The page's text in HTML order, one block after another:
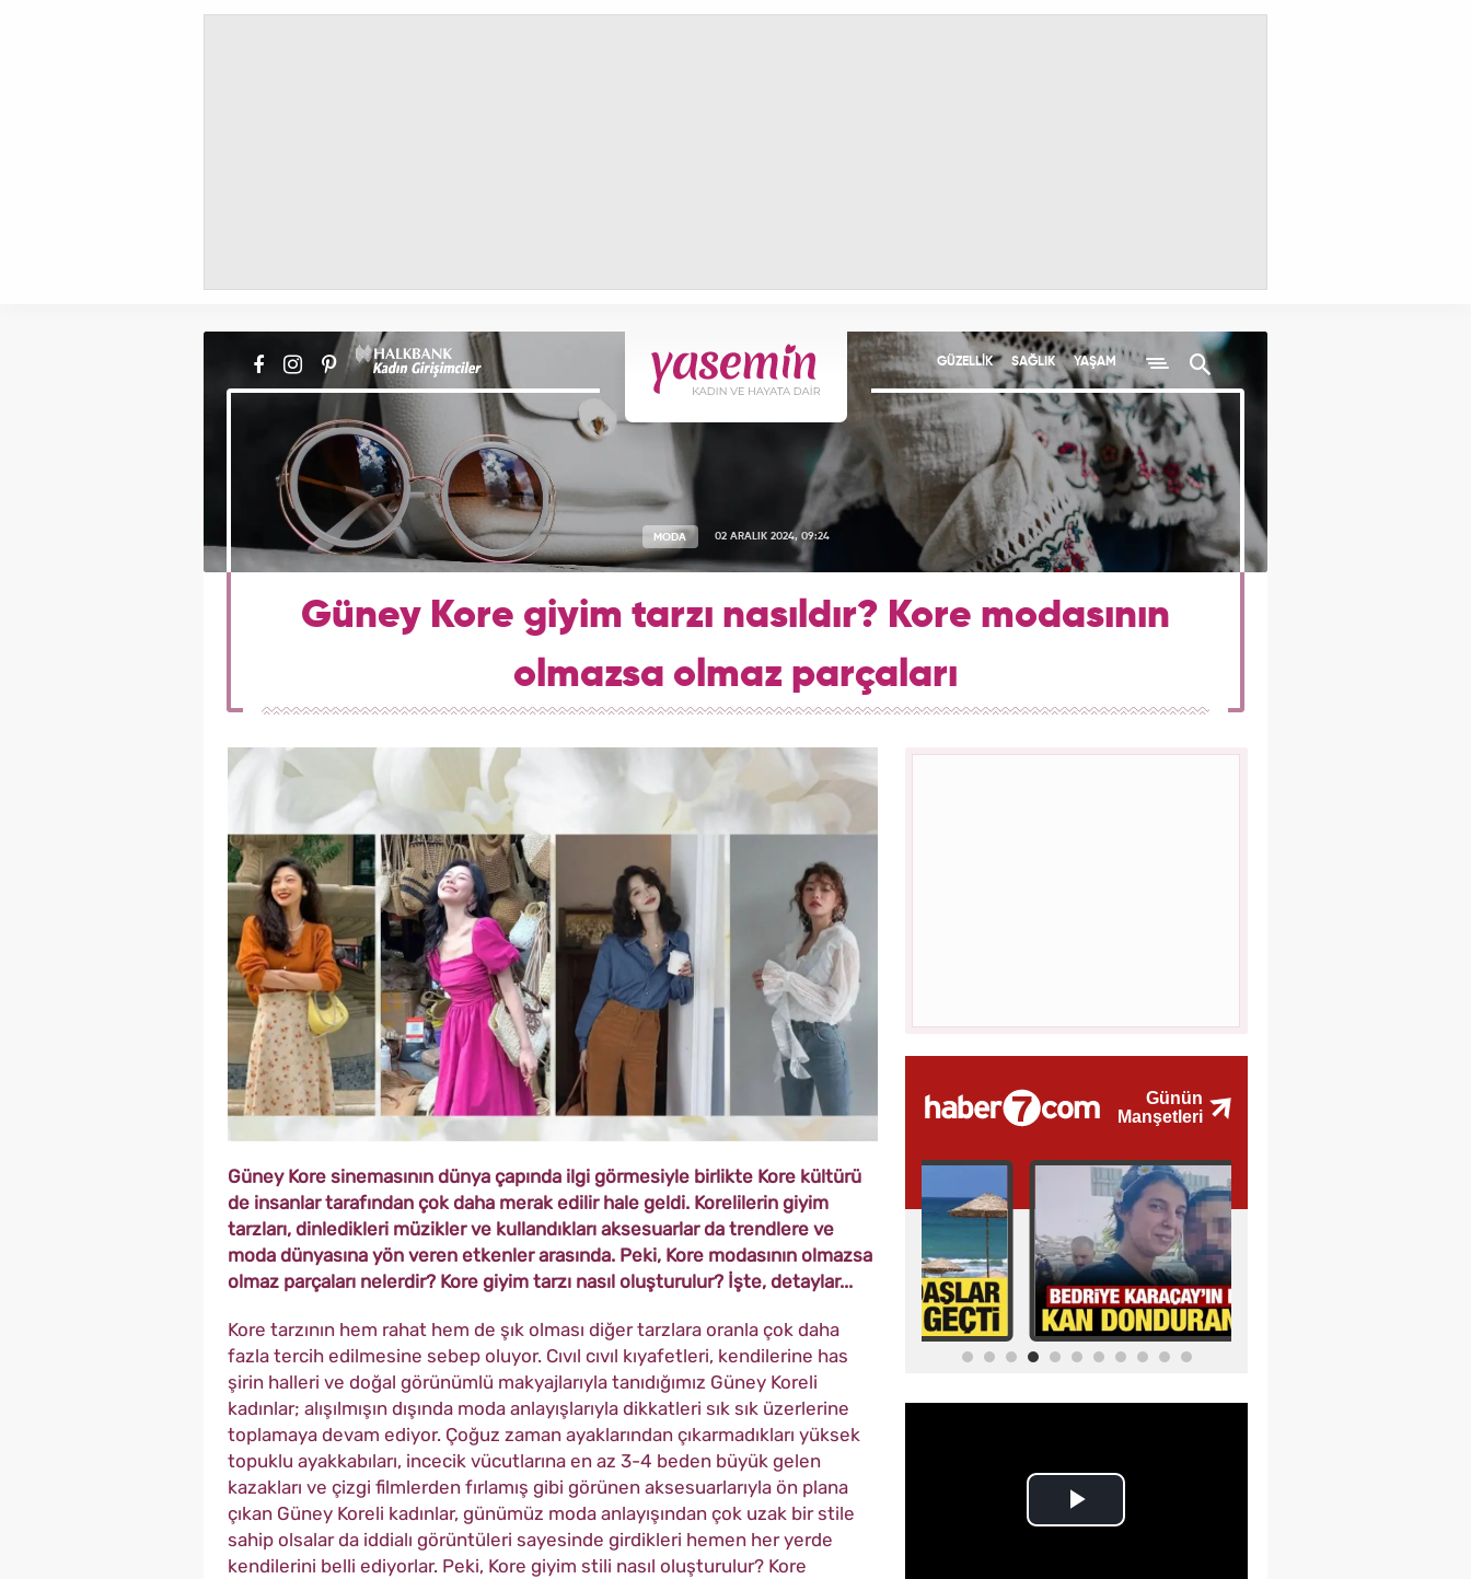
GÜZELLİK SAĞLIK YAŞAM
MODA 02 ARALIK 2024, 09:24
Güney Kore giyim tarzı nasıldır? Kore modasının
olmazsa olmaz parçaları
Güney Kore sinemasının dünya çapında ilgi görmesiyle birlikte Kore kültürü
de insanlar tarafından çok daha merak edilir hale geldi. Korelilerin giyim
tarzları, dinledikleri müzikler ve kullandıkları aksesuarlar da trendlere ve
moda dünyasına yön veren etkenler arasında. Peki, Kore modasının olmazsa
olmaz parçaları nelerdir? Kore giyim tarzı nasıl oluşturulur? İşte, detaylar...
Kore tarzının hem rahat hem de şık olması diğer tarzlara oranla çok daha
fazla tercih edilmesine sebep oluyor. Cıvıl cıvıl kıyafetleri, kendilerine has
şirin halleri ve doğal görünümlü makyajlarıyla tanıdığımız Güney Koreli
kadınlar; alışılmışın dışında moda anlayışlarıyla dikkatleri sık sık üzerlerine
toplamaya devam ediyor. Çoğuz zaman ayaklarından çıkarmadıkları yüksek
topuklu ayakkabıları, incecik vücutlarına en az 3-4 beden büyük gelen
kazakları ve çizgi filmlerden fırlamış gibi görünen aksesuarlarıyla ön plana
çıkan Güney Koreli kadınlar, günümüz moda anlayışından çok uzak bir stile
sahip olsalar da iddialı görüntüleri sayesinde girdikleri hemen her yerde
kendilerini belli ediyorlar. Peki, Kore giyim stili nasıl oluşturulur? Kore